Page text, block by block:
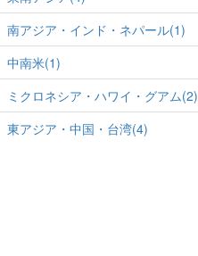
南アジア・インド・ネパール(1)
中南米(1)
ミクロネシア・ハワイ・グアム(2)
東アジア・中国・台湾(4)